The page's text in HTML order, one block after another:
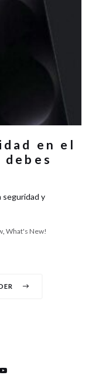
en el
seguridad y
What's New!